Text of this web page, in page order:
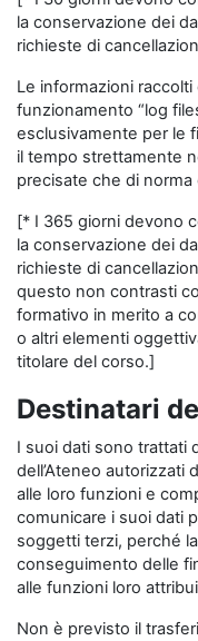
la conservazione dei
richieste di
Le informazioni
funzionamento “log
esclusivamente per le
il tempo strettamente
precisate che di
[* I 365 giorni devono
la conservazione dei
richieste di
questo non contrasti
formativo in merito a
o altri elementi
titolare del corso.]
Destinatari
I suoi dati sono trattati
dell’Ateneo autorizzati
alle loro funzioni e
comunicare i suoi dati
soggetti terzi, perché
conseguimento delle
alle funzioni loro
Non è previsto il